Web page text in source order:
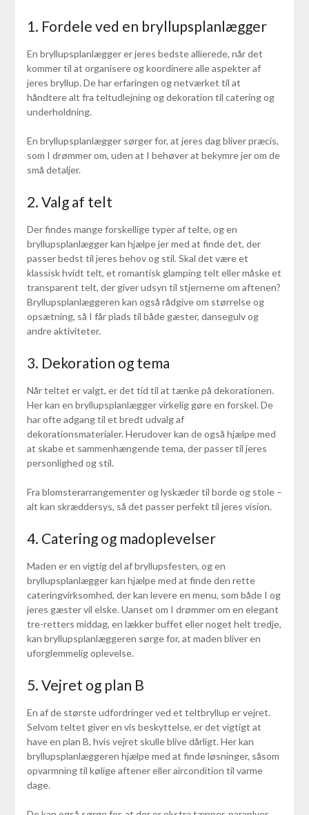
1. Fordele ved en bryllupsplanlægger
En bryllupsplanlægger er jeres bedste allierede, når det
kommer til at organisere og koordinere alle aspekter af
jeres bryllup. De har erfaringen og netværket til at
håndtere alt fra teltudlejning og dekoration til catering og
underholdning.
En bryllupsplanlægger sørger for, at jeres dag bliver præcis,
som I drømmer om, uden at I behøver at bekymre jer om de
små detaljer.
2. Valg af telt
Der findes mange forskellige typer af telte, og en
bryllupsplanlægger kan hjælpe jer med at finde det, der
passer bedst til jeres behov og stil. Skal det være et
klassisk hvidt telt, et romantisk glamping telt eller måske et
transparent telt, der giver udsyn til stjernerne om aftenen?
Bryllupsplanlæggeren kan også rådgive om størrelse og
opsætning, så I får plads til både gæster, dansegulv og
andre aktiviteter.
3. Dekoration og tema
Når teltet er valgt, er det tid til at tænke på dekorationen.
Her kan en bryllupsplanlægger virkelig gøre en forskel. De
har ofte adgang til et bredt udvalg af
dekorationsmaterialer. Herudover kan de også hjælpe med
at skabe et sammenhængende tema, der passer til jeres
personlighed og stil.
Fra blomsterarrangementer og lyskæder til borde og stole –
alt kan skræddersys, så det passer perfekt til jeres vision.
4. Catering og madoplevelser
Maden er en vigtig del af bryllupsfesten, og en
bryllupsplanlægger kan hjælpe med at finde den rette
cateringvirksomhed, der kan levere en menu, som både I og
jeres gæster vil elske. Uanset om I drømmer om en elegant
tre-retters middag, en lækker buffet eller noget helt tredje,
kan bryllupsplanlæggeren sørge for, at maden bliver en
uforglemmelig oplevelse.
5. Vejret og plan B
En af de største udfordringer ved et teltbryllup er vejret.
Selvom teltet giver en vis beskyttelse, er det vigtigt at
have en plan B, hvis vejret skulle blive dårligt. Her kan
bryllupsplanlæggeren hjælpe med at finde løsninger, såsom
opvarmning til kølige aftener eller aircondition til varme
dage.